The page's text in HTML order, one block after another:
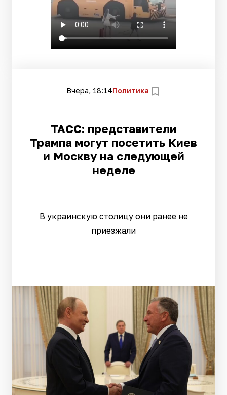
Вчера, 18:14Политика
ТАСС: представители
Трампа могут посетить Киев
и Москву на следующей
неделе
В украинскую столицу они ранее не
приезжали